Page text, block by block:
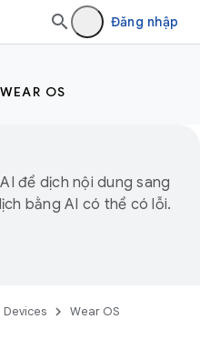
Đăng nhập
WEAR OS
để dịch nội dung sang
bằng AI có thể có lỗi.
Devices Wear OS